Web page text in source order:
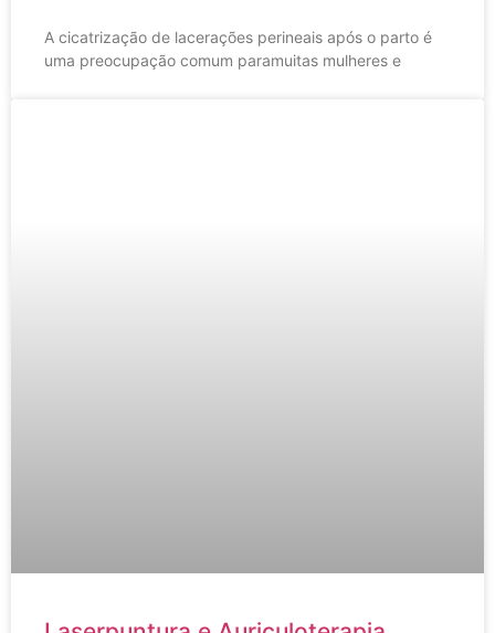
A cicatrização de lacerações perineais após o parto é
uma preocupação comum paramuitas mulheres e